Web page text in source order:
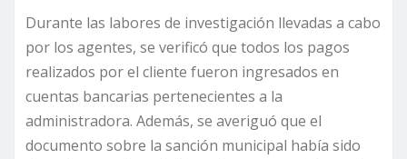
Durante las labores de investigación llevadas a cabo
por los agentes, se verificó que todos los pagos
realizados por el cliente fueron ingresados en
cuentas bancarias pertenecientes a la
administradora. Además, se averiguó que el
documento sobre la sanción municipal había sido